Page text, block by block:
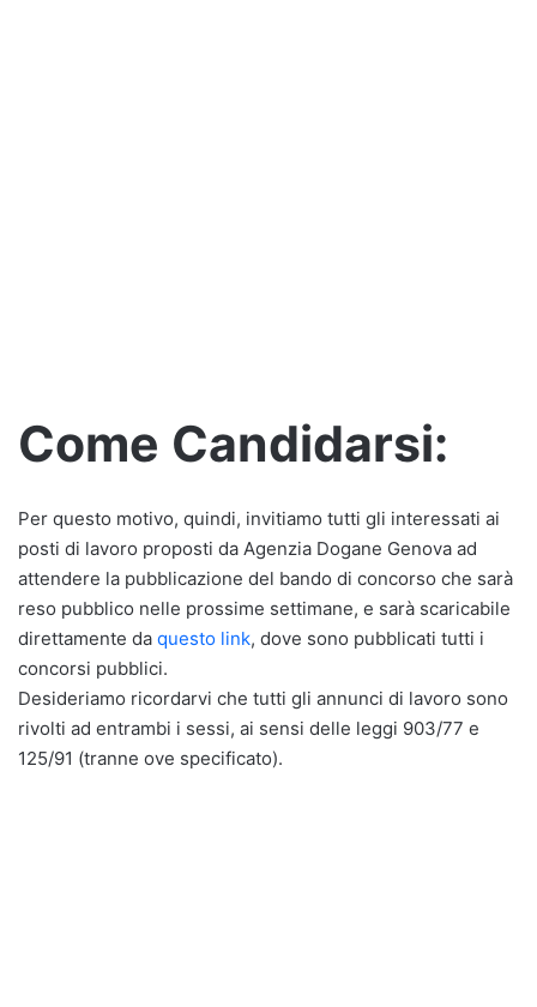
Come Candidarsi:
Per questo motivo, quindi, invitiamo tutti gli interessati ai
posti di lavoro proposti da Agenzia Dogane Genova ad
attendere la pubblicazione del bando di concorso che sarà
reso pubblico nelle prossime settimane, e sarà scaricabile
direttamente da questo link, dove sono pubblicati tutti i
concorsi pubblici.
Desideriamo ricordarvi che tutti gli annunci di lavoro sono
rivolti ad entrambi i sessi, ai sensi delle leggi 903/77 e
125/91 (tranne ove specificato).